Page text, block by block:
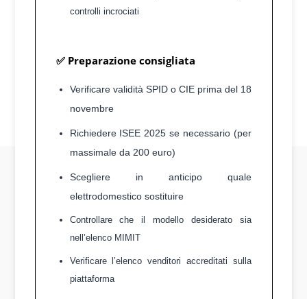
controlli incrociati
✅ Preparazione consigliata
Verificare validità SPID o CIE prima del 18
novembre
Richiedere ISEE 2025 se necessario (per
massimale da 200 euro)
Scegliere in anticipo quale
elettrodomestico sostituire
Controllare che il modello desiderato sia
nell’elenco MIMIT
Verificare l’elenco venditori accreditati sulla
piattaforma